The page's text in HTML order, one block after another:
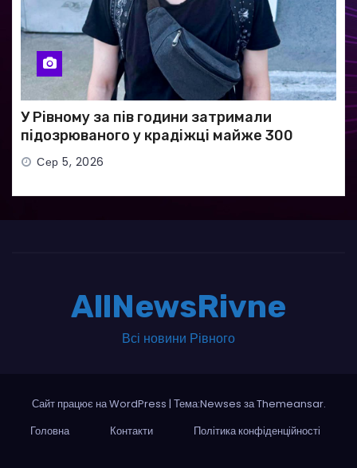
У Рівному за пів години затримали
підозрюваного у крадіжці майже 300
тисяч гривень
Сер 5, 2026
AllNewsRivne
Всі новини Рівного
Сайт працює на WordPress | Тема:Newses заThemeansar.
Головна
Контакти Політика конфіденційності